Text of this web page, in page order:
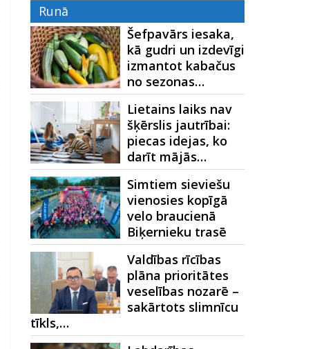
Runā
Šefpavārs iesaka,
kā gudri un izdevīgi
izmantot kabačus
no sezonas…
Lietains laiks nav
šķērslis jautrībai:
piecas idejas, ko
darīt mājās…
Simtiem sieviešu
vienosies kopīgā
velo braucienā
Biķernieku trasē
Valdības rīcības
plāna prioritātes
veselības nozarē –
sakārtots slimnīcu
tīkls,…